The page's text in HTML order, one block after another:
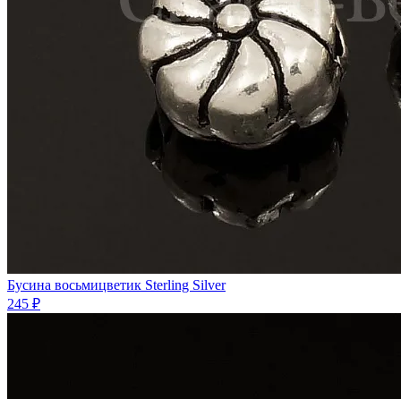
Бусина восьмицветик Sterling Silver
245 ₽